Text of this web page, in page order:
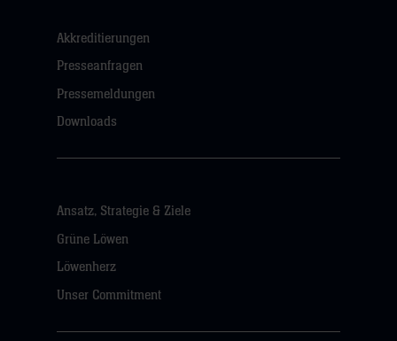
Akkreditierungen
Presseanfragen
Pressemeldungen
Downloads
Ansatz, Strategie & Ziele
Grüne Löwen
Löwenherz
Unser Commitment